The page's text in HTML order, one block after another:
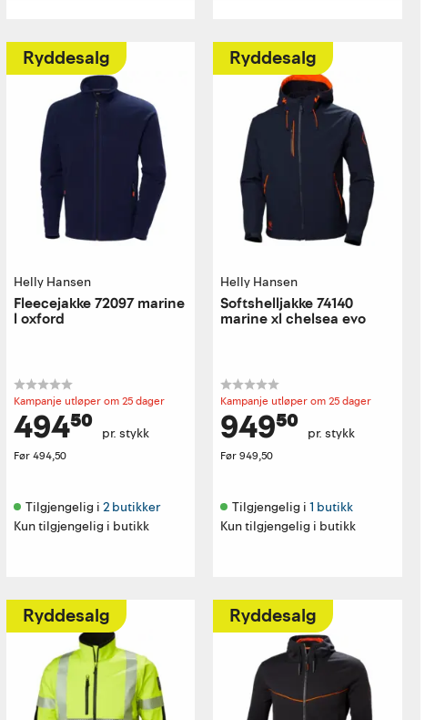
Ryddesalg
Helly Hansen
Fleecejakke 72097 marine
l oxford
Kampanje utløper om 25 dager
494⁵⁰ pr. stykk
Før494,50
Tilgjengelig i 2 butikker
Kun tilgjengelig i butikk
Ryddesalg
Helly Hansen
Softshelljakke 74140
marine xl chelsea evo
Kampanje utløper om 25 dager
949⁵⁰ pr. stykk
Før 949,50
Tilgjengelig i 1 butikk
Kun tilgjengelig i butikk
Ryddesalg Ryddesalg